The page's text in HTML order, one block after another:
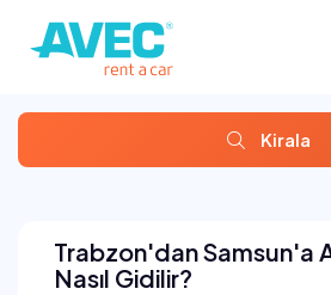
Kirala
Trabzon'dan Samsun'a
Nasıl Gidilir?